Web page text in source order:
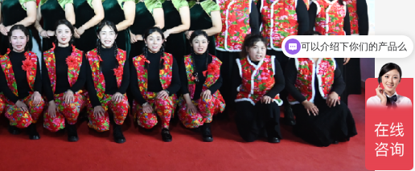
可以介绍下你们的产品么